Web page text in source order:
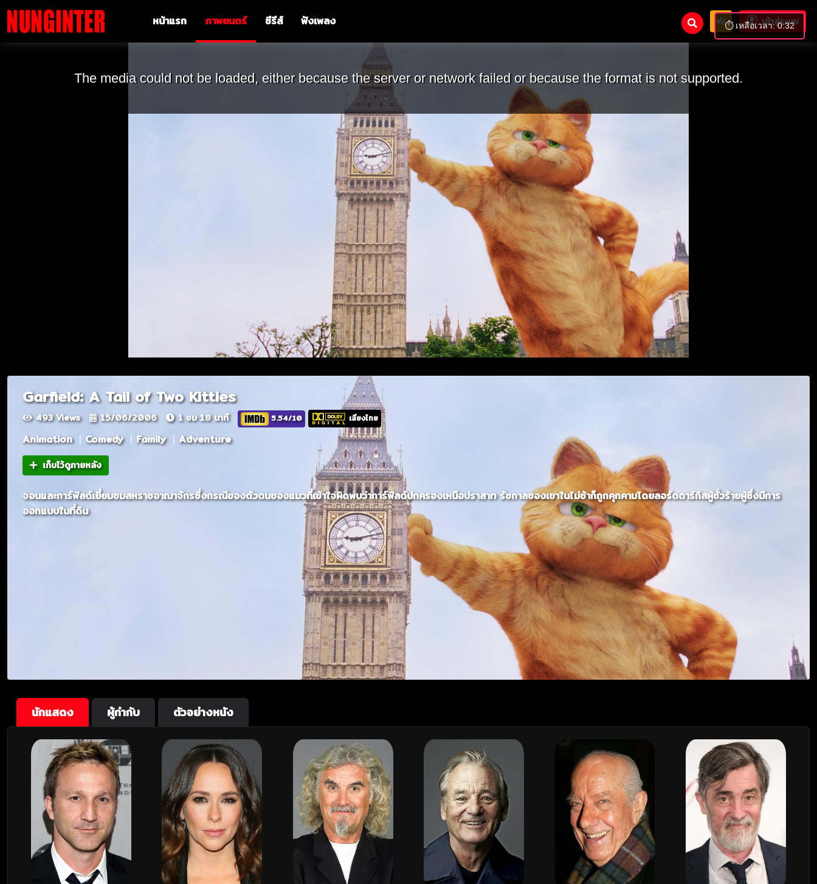
หน้าแรก ภาพยนตร์ ซีรีส์ ฟังเพลง เข้าสู่ระบบ
The media could not be loaded, either because the server or network failed or because the format is not supported.
Garfield: A Tail of Two Kitties
493 Views 15/06/2006 1 ชม 18 นาที 5.54/10 เสียงไทย
Animation Comedy Family Adventure
เก็บไว้ดูภายหลัง
จอนและการ์ฟิลด์เยี่ยมชมสหราชอาณาจักรซึ่งกรณีของตัวตนของแมวที่เข้าใจผิดพบว่าการ์ฟิลด์ปกครองเหนือปราสาท รัชกาลของเขาในไม่ช้าก็ถูกคุกคามโดยลอร์ดดาร์กิสผู้ชั่วร้ายผู้ซึ่งมีการ
ออกแบบในที่ดิน
นักแสดง ผู้กำกับ ตัวอย่างหนัง
⏱️ เหลือเวลา: 0:31